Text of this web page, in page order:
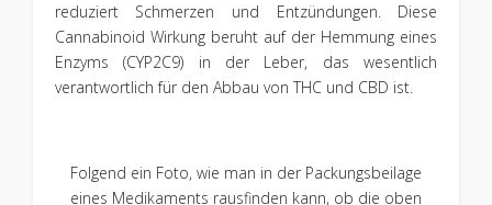
reduziert Schmerzen und Entzündungen. Diese
Cannabinoid Wirkung beruht auf der Hemmung eines
Enzyms (CYP2C9) in der Leber, das wesentlich
verantwortlich für den Abbau von THC und CBD ist.
Folgend ein Foto, wie man in der Packungsbeilage
eines Medikaments rausfinden kann, ob die oben